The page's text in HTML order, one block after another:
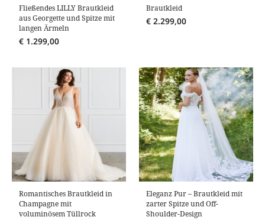
Fließendes LILLY Brautkleid
aus Georgette und Spitze mit
langen Ärmeln
€ 1.299,00
Brautkleid
€ 2.299,00
Romantisches Brautkleid in
Champagne mit
voluminösem Tüllrock
Eleganz Pur – Brautkleid mit
zarter Spitze und Off-
Shoulder-Design